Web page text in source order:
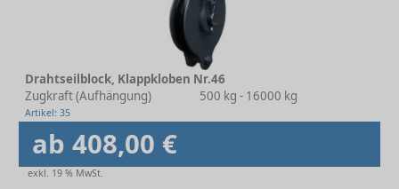
Drahtseilblock, Klappkloben Nr.46
Zugkraft (Aufhängung)
500 kg - 16000 kg
Artikel: 35
ab 408,00 €
exkl. 19 % MwSt.